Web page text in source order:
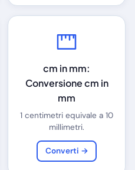
cm in mm:
Conversione cm in
mm
1 centimetri equivale a 10
millimetri.
Converti →